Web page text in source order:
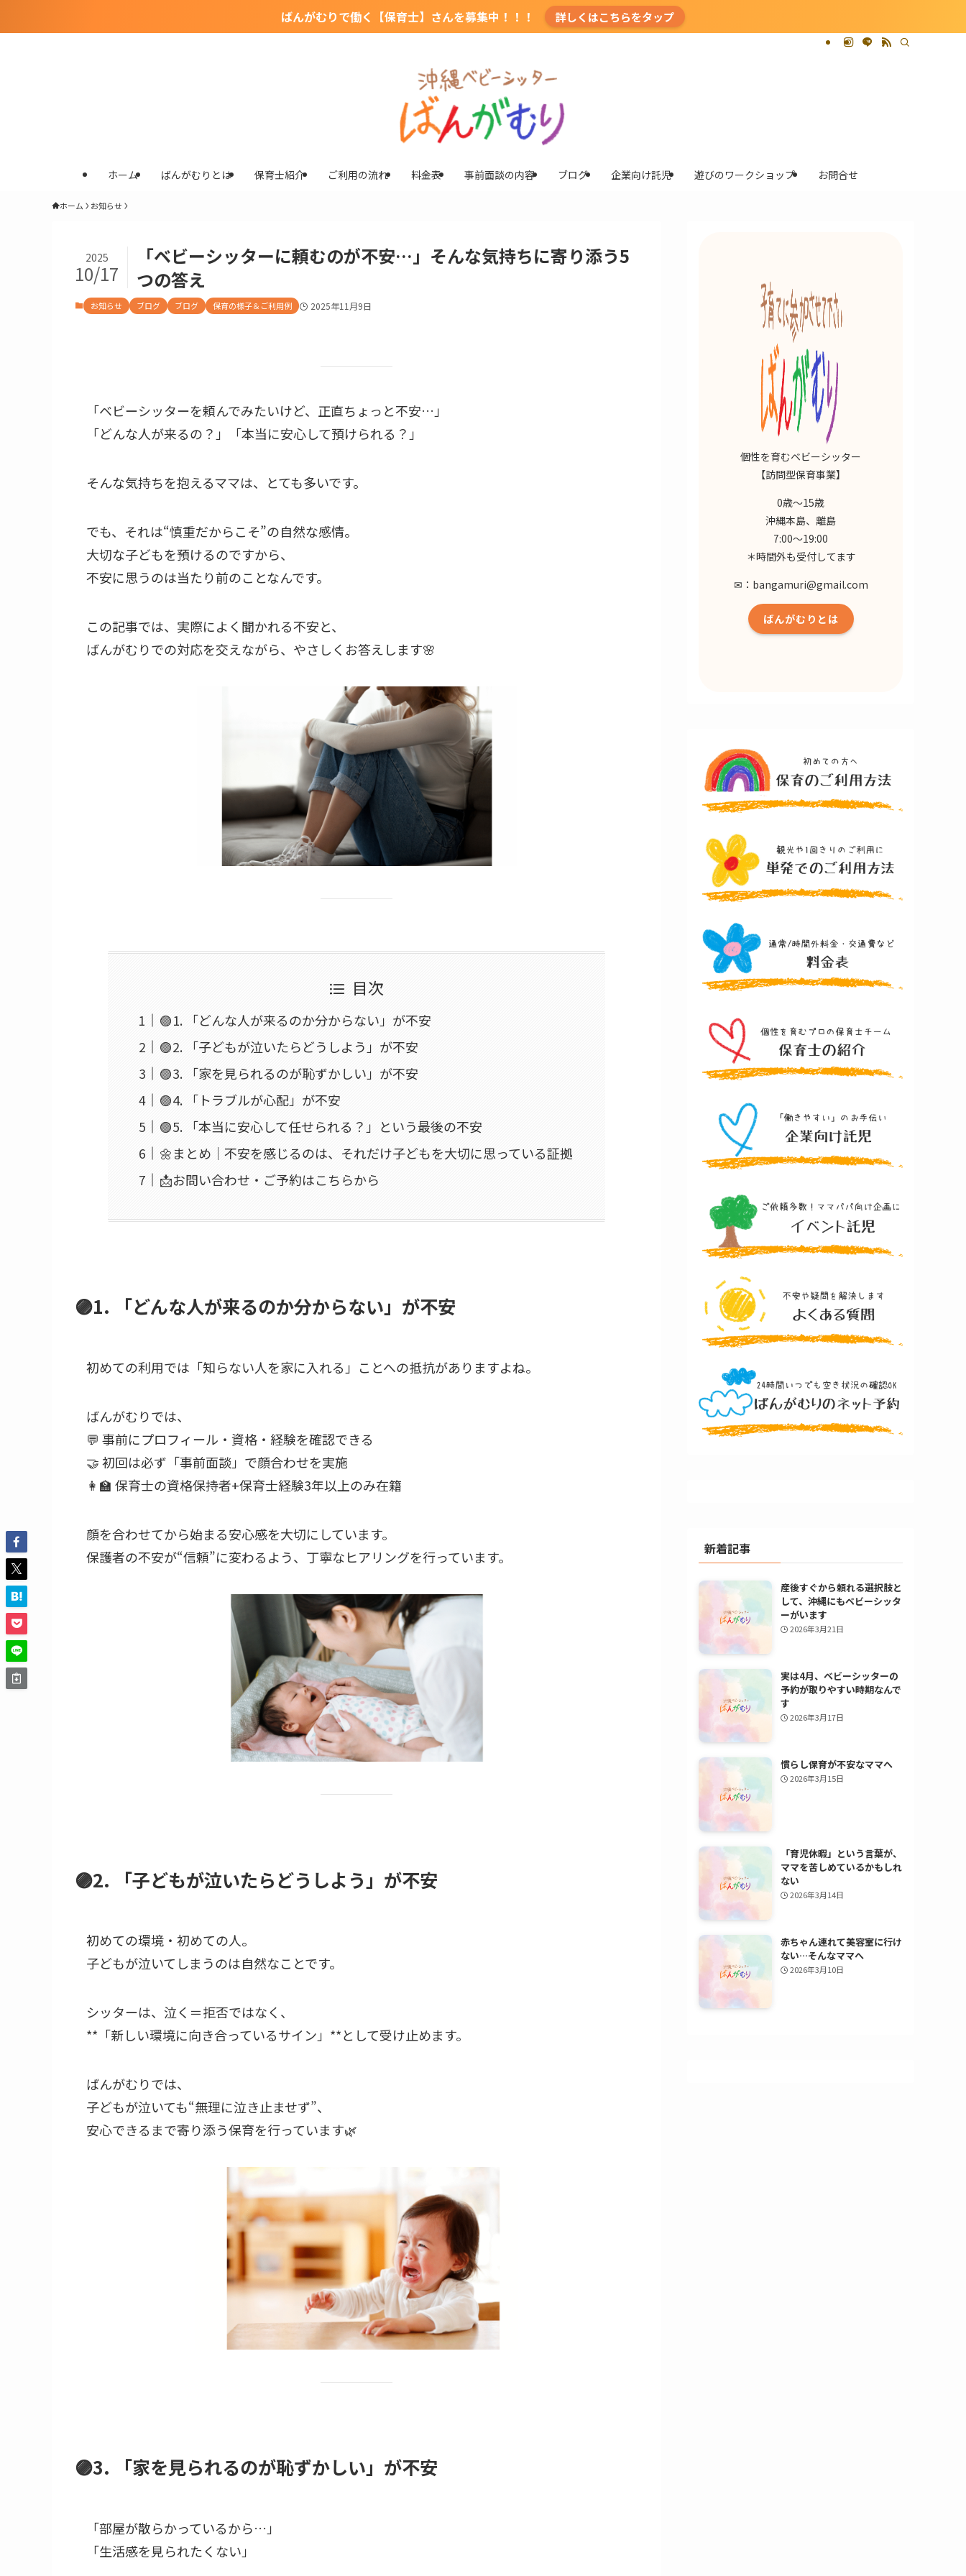
ばんがむりで働く【保育士】さんを募集中！！！ 詳しくはこちらをタップ
ホーム ばんがむりとは 保育士紹介 ご利用の流れ 料金表 事前面談の内容 ブログ 企業向け託児 遊びのワークショップ お問合せ
ホーム お知らせ
「ベビーシッターに頼むのが不安…」そんな気持ちに寄り添う5
つの答え
2025
10/17
お知らせ ブログ ブログ 保育の様子＆ご利用例 2025年11月9日
「ベビーシッターを頼んでみたいけど、正直ちょっと不安…」
「どんな人が来るの？」「本当に安心して預けられる？」
そんな気持ちを抱えるママは、とても多いです。
でも、それは“慎重だからこそ”の自然な感情。
大切な子どもを預けるのですから、
不安に思うのは当たり前のことなんです。
この記事では、実際によく聞かれる不安と、
ばんがむりでの対応を交えながら、やさしくお答えします🌸
目次
🟣1. 「どんな人が来るのか分からない」が不安
🟣2. 「子どもが泣いたらどうしよう」が不安
🟣3. 「家を見られるのが恥ずかしい」が不安
🟣4. 「トラブルが心配」が不安
🟣5. 「本当に安心して任せられる？」という最後の不安
🌼まとめ｜不安を感じるのは、それだけ子どもを大切に思っている証拠
📩お問い合わせ・ご予約はこちらから
🟣1. 「どんな人が来るのか分からない」が不安
初めての利用では「知らない人を家に入れる」ことへの抵抗がありますよね。
ばんがむりでは、
💬 事前にプロフィール・資格・経験を確認できる
🤝 初回は必ず「事前面談」で顔合わせを実施
👩‍🏫 保育士の資格保持者+保育士経験3年以上のみ在籍
顔を合わせてから始まる安心感を大切にしています。
保護者の不安が“信頼”に変わるよう、丁寧なヒアリングを行っています。
🟣2. 「子どもが泣いたらどうしよう」が不安
初めての環境・初めての人。
子どもが泣いてしまうのは自然なことです。
シッターは、泣く＝拒否ではなく、
**「新しい環境に向き合っているサイン」**として受け止めます。
ばんがむりでは、
子どもが泣いても“無理に泣き止ませず”、
安心できるまで寄り添う保育を行っています🌿
🟣3. 「家を見られるのが恥ずかしい」が不安
「部屋が散らかっているから…」
「生活感を見られたくない」
個性を育むベビーシッター
【訪問型保育事業】
0歳～15歳⁡
沖縄本島、離島⁡
7:00～19:00⁡
＊時間外も受付してます
✉：bangamuri@gmail.com
ばんがむりとは
新着記事
産後すぐから頼れる選択肢と
して、沖縄にもベビーシッタ
ーがいます
2026年3月21日
実は4月、ベビーシッターの
予約が取りやすい時期なんで
す
2026年3月17日
慣らし保育が不安なママへ
2026年3月15日
「育児休暇」という言葉が、
ママを苦しめているかもしれ
ない
2026年3月14日
赤ちゃん連れて美容室に行け
ない…そんなママへ
2026年3月10日